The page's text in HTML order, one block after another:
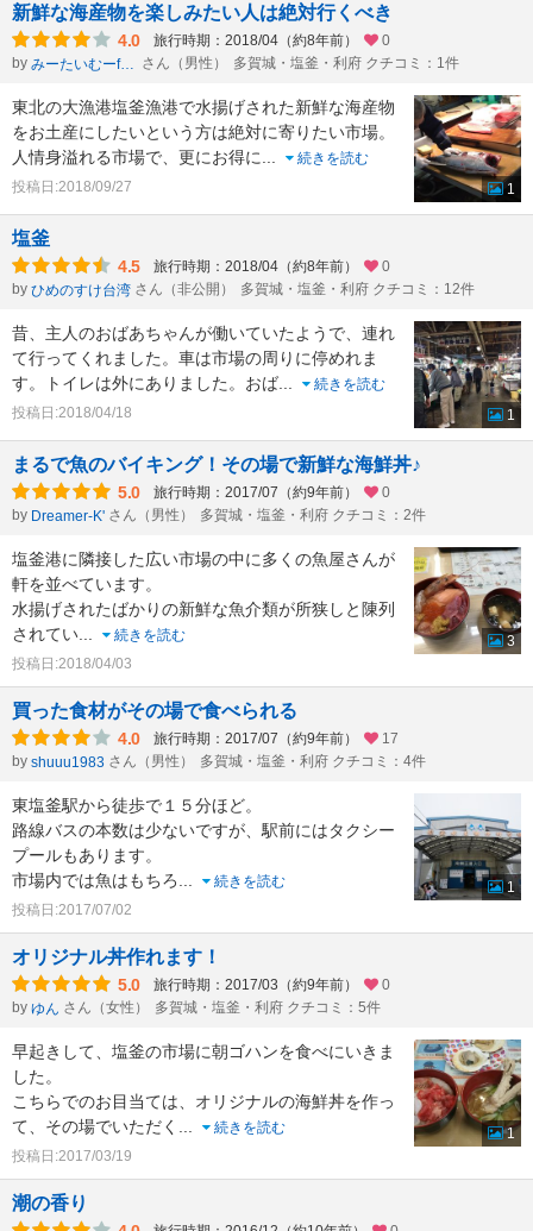
新鮮な海産物を楽しみたい人は絶対行くべき
4.0 旅行時期：2018/04（約8年前）
0
by
みーたいむーformひかのすけ さん（男性） 多賀城・塩釜・利府 クチコミ：1件
東北の大漁港塩釜漁港で水揚げされた新鮮な海産物
をお土産にしたいという方は絶対に寄りたい市場。
人情身溢れる市場で、更にお得に...
続きを読む
投稿日:2018/09/27
1
塩釜
4.5 旅行時期：2018/04（約8年前）
0
by ひめのすけ台湾 さん（非公開） 多賀城・塩釜・利府 クチコミ：12件
昔、主人のおばあちゃんが働いていたようで、連れ
て行ってくれました。車は市場の周りに停めれま
す。トイレは外にありました。おば...
続きを読む
投稿日:2018/04/18
1
まるで魚のバイキング！その場で新鮮な海鮮丼♪
5.0 旅行時期：2017/07（約9年前）
0
by Dreamer-K' さん（男性） 多賀城・塩釜・利府 クチコミ：2件
塩釜港に隣接した広い市場の中に多くの魚屋さんが
軒を並べています。
水揚げされたばかりの新鮮な魚介類が所狭しと陳列
されてい...
続きを読む
投稿日:2018/04/03
3
買った食材がその場で食べられる
4.0 旅行時期：2017/07（約9年前）
17
by shuuu1983 さん（男性） 多賀城・塩釜・利府 クチコミ：4件
東塩釜駅から徒歩で１５分ほど。
路線バスの本数は少ないですが、駅前にはタクシー
プールもあります。
市場内では魚はもちろ...
続きを読む
投稿日:2017/07/02
1
オリジナル丼作れます！
5.0 旅行時期：2017/03（約9年前）
0
by ゆん さん（女性） 多賀城・塩釜・利府 クチコミ：5件
早起きして、塩釜の市場に朝ゴハンを食べにいきま
した。
こちらでのお目当ては、オリジナルの海鮮丼を作っ
て、その場でいただく ...
続きを読む
投稿日:2017/03/19
1
潮の香り